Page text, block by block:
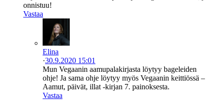
onnistuu!
Vastaa
Elina
·30.9.2020 15:01
Mun Vegaanin aamupalakirjasta löytyy bageleiden
ohje! Ja sama ohje löytyy myös Vegaanin keittiössä –
Aamut, päivät, illat -kirjan 7. painoksesta.
Vastaa